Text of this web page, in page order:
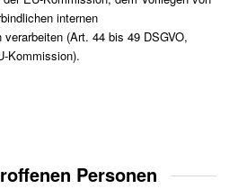
internen
(Art. 44 bis 49 DSGVO,
Kommission).
Personen